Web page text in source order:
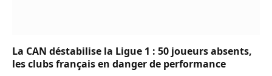
La CAN déstabilise la Ligue 1 : 50 joueurs absents,
les clubs français en danger de performance